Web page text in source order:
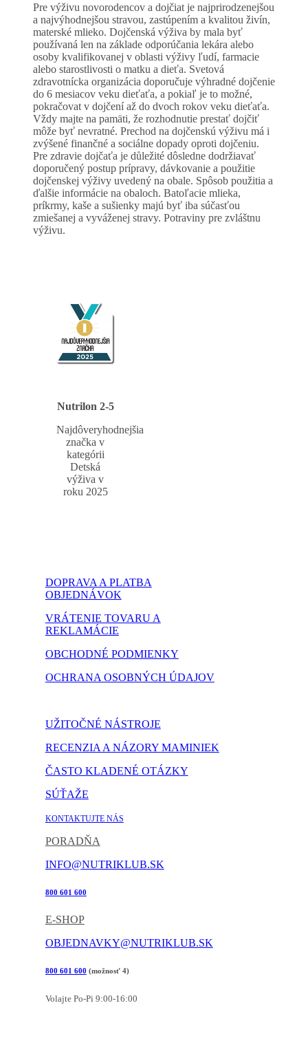
Pre výživu novorodencov a dojčiat je najprirodzenejšou
a najvýhodnejšou stravou, zastúpením a kvalitou živín,
materské mlieko. Dojčenská výživa by mala byť
používaná len na základe odporúčania lekára alebo
osoby kvalifikovanej v oblasti výživy ľudí, farmacie
alebo starostlivosti o matku a dieťa. Svetová
zdravotnícka organizácia doporučuje výhradné dojčenie
do 6 mesiacov veku dieťaťa, a pokiaľ je to možné,
pokračovat v dojčení až do dvoch rokov veku dieťaťa.
Vždy majte na pamäti, že rozhodnutie prestať dojčiť
môže byť nevratné. Prechod na dojčenskú výživu má i
zvýšené finančné a sociálne dopady oproti dojčeniu.
Pre zdravie dojčaťa je důležité dôsledne dodržiavať
doporučený postup prípravy, dávkovanie a použitie
dojčenskej výživy uvedený na obale. Spôsob použitia a
ďalšie informácie na obaloch. Batoľacie mlieka,
príkrmy, kaše a sušienky majú byť iba súčasťou
zmiešanej a vyváženej stravy. Potraviny pre zvláštnu
výživu.
Nutrilon 2-5
Najdôveryhodnejšia
značka v
kategórii
Detská
výživa v
roku 2025
DOPRAVA A PLATBA
OBJEDNÁVOK
VRÁTENIE TOVARU A
REKLAMÁCIE
OBCHODNÉ PODMIENKY
OCHRANA OSOBNÝCH ÚDAJOV
UŽITOČNÉ NÁSTROJE
RECENZIA A NÁZORY MAMINIEK
ČASTO KLADENÉ OTÁZKY
SÚŤAŽE
KONTAKTUJTE NÁS
PORADŇA
INFO@NUTRIKLUB.SK
800 601 600
E-SHOP
OBJEDNAVKY@NUTRIKLUB.SK
800 601 600 (možnosť 4)
Volajte Po-Pi 9:00-16:00